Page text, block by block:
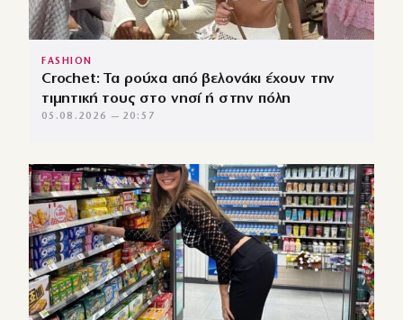
FASHION
Crochet: Τα ρούχα από βελονάκι έχουν την
τιμητική τους στο νησί ή στην πόλη
05.08.2026 — 20:57